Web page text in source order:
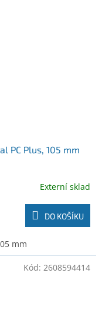
PC Plus, 105 mm
Externí sklad
DO KOŠÍKU
mm
Kód: 2608594414